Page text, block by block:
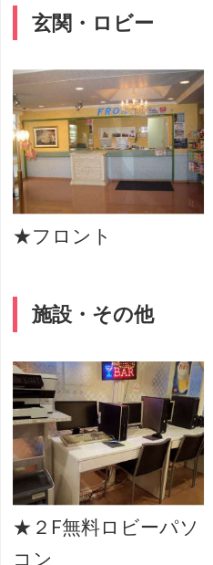
玄関・ロビー
★フロント
施設・その他
★２F無料ロビーパソ
コン